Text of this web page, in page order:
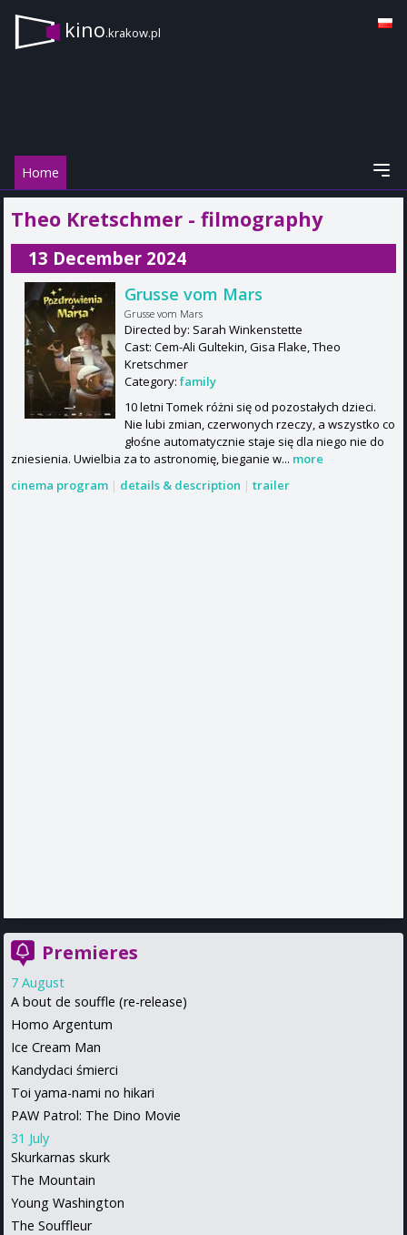
kino.krakow.pl
Home
Theo Kretschmer - filmography
13 December 2024
Grusse vom Mars
Grusse vom Mars
Directed by: Sarah Winkenstette
Cast: Cem-Ali Gultekin, Gisa Flake, Theo
Kretschmer
Category: family
10 letni Tomek różni się od pozostałych dzieci.
Nie lubi zmian, czerwonych rzeczy, a wszystko co
głośne automatycznie staje się dla niego nie do
zniesienia. Uwielbia za to astronomię, bieganie w... more
cinema program | details & description | trailer
Premieres
7 August
A bout de souffle (re-release)
Homo Argentum
Ice Cream Man
Kandydaci śmierci
Toi yama-nami no hikari
PAW Patrol: The Dino Movie
31 July
Skurkarnas skurk
The Mountain
Young Washington
The Souffleur